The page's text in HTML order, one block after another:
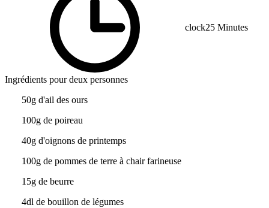
clock25 Minutes
Ingrédients pour deux personnes
50g d'ail des ours
100g de poireau
40g d'oignons de printemps
100g de pommes de terre à chair farineuse
15g de beurre
4dl de bouillon de légumes